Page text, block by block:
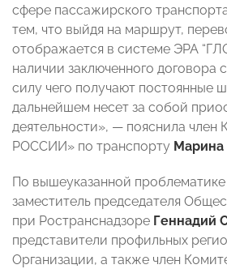
сфере пассажирского
тем, что выйдя на маршрут,
отображается в системе ЭРА
наличии заключенного договора
силу чего получают постоянные
дальнейшем несет за собой
деятельности», — пояснила
РОССИИ» по транспорту Марина
По вышеуказанной проблематике
заместитель председателя
при Ространснадзоре Геннадий
представители профильных
Организации, а также член